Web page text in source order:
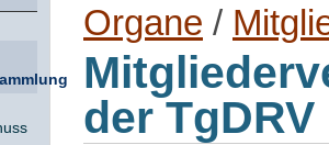
Organe /
der TgDRV